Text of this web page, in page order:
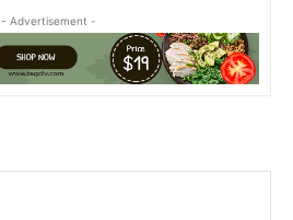
- Advertisement -